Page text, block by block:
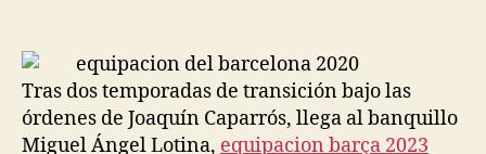
entrada
entrada
Tras dos temporadas de transición bajo las
órdenes de Joaquín Caparrós, llega al banquillo
Miguel Ángel Lotina, equipacion barça 2023